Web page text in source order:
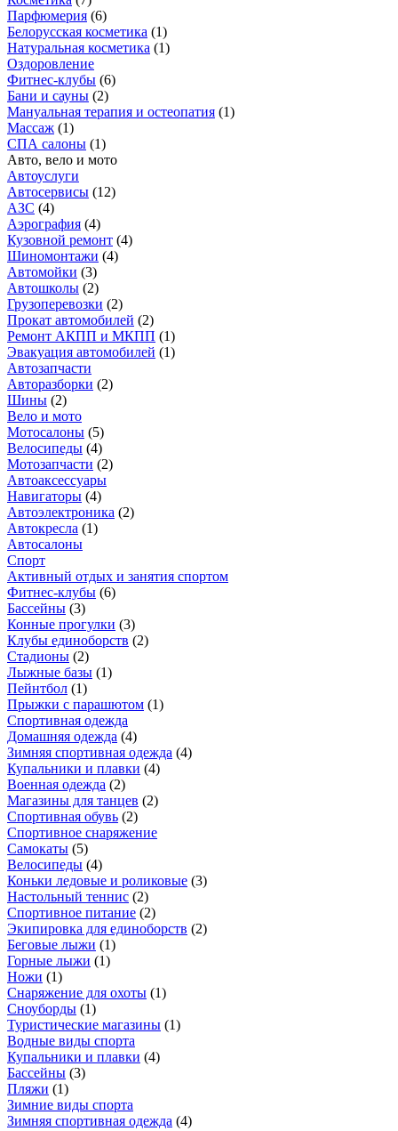
Парфюмерия (6)
Белорусская косметика (1)
Натуральная косметика (1)
Оздоровление
Фитнес-клубы (6)
Бани и сауны (2)
Мануальная терапия и остеопатия (1)
Массаж (1)
СПА салоны (1)
Авто, вело и мото
Автоуслуги
Автосервисы (12)
АЗС (4)
Аэрография (4)
Кузовной ремонт (4)
Шиномонтажи (4)
Автомойки (3)
Автошколы (2)
Грузоперевозки (2)
Прокат автомобилей (2)
Ремонт АКПП и МКПП (1)
Эвакуация автомобилей (1)
Автозапчасти
Авторазборки (2)
Шины (2)
Вело и мото
Мотосалоны (5)
Велосипеды (4)
Мотозапчасти (2)
Автоаксессуары
Навигаторы (4)
Автоэлектроника (2)
Автокресла (1)
Автосалоны
Спорт
Активный отдых и занятия спортом
Фитнес-клубы (6)
Бассейны (3)
Конные прогулки (3)
Клубы единоборств (2)
Стадионы (2)
Лыжные базы (1)
Пейнтбол (1)
Прыжки с парашютом (1)
Спортивная одежда
Домашняя одежда (4)
Зимняя спортивная одежда (4)
Купальники и плавки (4)
Военная одежда (2)
Магазины для танцев (2)
Спортивная обувь (2)
Спортивное снаряжение
Самокаты (5)
Велосипеды (4)
Коньки ледовые и роликовые (3)
Настольный теннис (2)
Спортивное питание (2)
Экипировка для единоборств (2)
Беговые лыжи (1)
Горные лыжи (1)
Ножи (1)
Снаряжение для охоты (1)
Сноуборды (1)
Туристические магазины (1)
Водные виды спорта
Купальники и плавки (4)
Бассейны (3)
Пляжи (1)
Зимние виды спорта
Зимняя спортивная одежда (4)